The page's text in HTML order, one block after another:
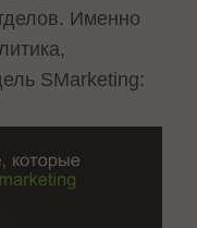
Именно
SMarketing: